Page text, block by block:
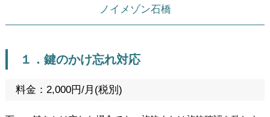
ノイメゾン石橋
１．鍵のかけ忘れ対応
料金：2,000円/月(税別)